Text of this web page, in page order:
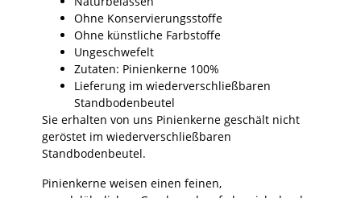
Ohne Konservierungsstoffe
Ohne künstliche Farbstoffe
Ungeschwefelt
Zutaten: Pinienkerne 100%
Lieferung im wiederverschließbaren
Standbodenbeutel
Sie erhalten von uns Pinienkerne geschält nicht
geröstet im wiederverschließbaren
Standbodenbeutel.
Pinienkerne weisen einen feinen,